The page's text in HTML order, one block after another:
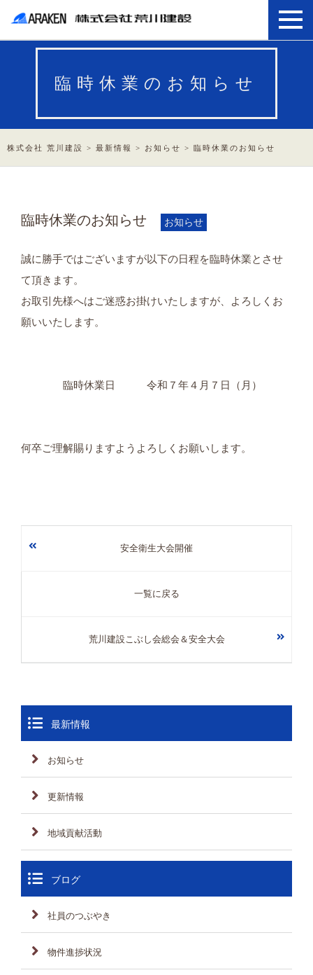
臨時休業のお知らせ
株式会社 荒川建設 > 最新情報 > お知らせ > 臨時休業のお知らせ
臨時休業のお知らせ お知らせ
誠に勝手ではございますが以下の日程を臨時休業とさせ
て頂きます。
お取引先様へはご迷惑お掛けいたしますが、よろしくお
願いいたします。
臨時休業日 令和７年４月７日（月）
何卒ご理解賜りますようよろしくお願いします。
安全衛生大会開催
一覧に戻る
荒川建設こぶし会総会＆安全大会
最新情報
お知らせ
更新情報
地域貢献活動
ブログ
社員のつぶやき
物件進捗状況